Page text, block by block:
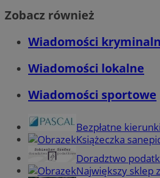
Zobacz również
Wiadomości
Wiadomości lokalne
Wiadomości sportowe
Bezpłatne
Książeczka
Doradztwo
Największy sklep